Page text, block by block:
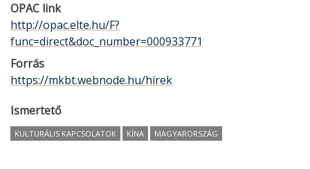
OPAC link
http://opac.elte.hu/F?
func=direct&doc_number=000933771
Forrás
https://mkbt.webnode.hu/hirek
Ismertető
KULTURÁLIS KAPCSOLATOK KÍNA MAGYARORSZÁG